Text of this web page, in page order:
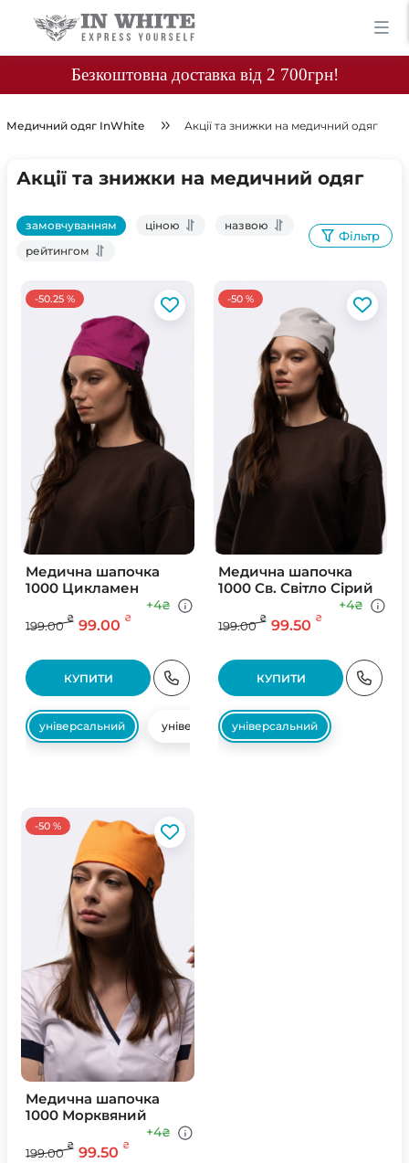
Безкоштовна доставка від 2 700грн!
Медичний одяг InWhite Акції та знижки на медичний одяг
Акції та знижки на медичний одяг
замовчуванням ціною
назвою
рейтингом
Фільтр
-50.25 %
Медична шапочка
1000 Цикламен
199.00
₴ 99.00 ₴
+4₴
КУПИТИ
універсальний універсальний
-50 %
Медична шапочка
1000 Св. Свiтло Сiрий
199.00
₴ 99.50 ₴
+4₴
КУПИТИ
універсальний
-50 %
Медична шапочка
1000 Морквяний
199.00
₴ 99.50 ₴
+4₴